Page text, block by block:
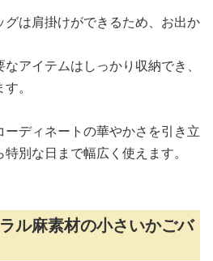
グは肩掛けができるため、お出か
アイテムはしっかり収納でき、
。
ディネートの華やかさを引き立
別な日まで幅広く使えます。
ル麻素材の小さいかごバ